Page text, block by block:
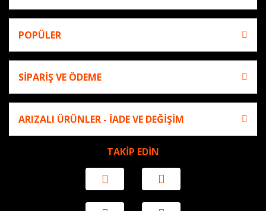
POPÜLER
SİPARİŞ VE ÖDEME
ARIZALI ÜRÜNLER - İADE VE DEĞİŞİM
TAKİP EDİN